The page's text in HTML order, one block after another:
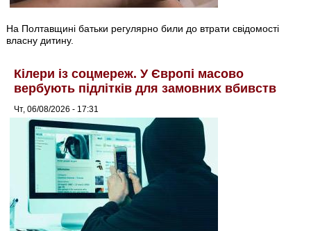
На Полтавщині батьки регулярно били до втрати свідомості
власну дитину.
Кілери із соцмереж. У Європі масово
вербують підлітків для замовних вбивств
Чт, 06/08/2026 - 17:31